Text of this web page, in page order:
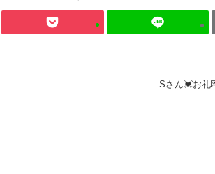
Sさん💓お礼